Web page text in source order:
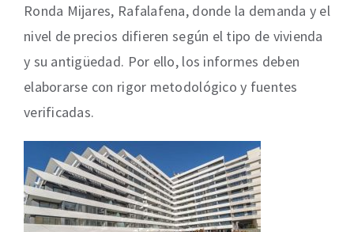
Ronda Mijares, Rafalafena, donde la demanda y el
nivel de precios difieren según el tipo de vivienda
y su antigüedad. Por ello, los informes deben
elaborarse con rigor metodológico y fuentes
verificadas.